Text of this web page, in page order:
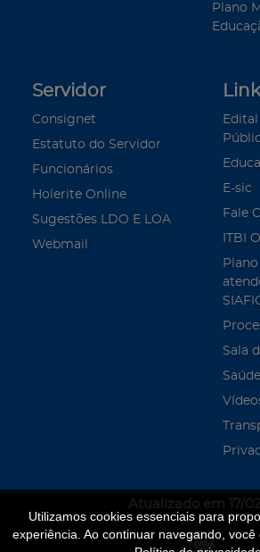
Utilizamos cookies essenciais para
experiência. Ao continuar navegando,
Plano
Servidor
Consignet
Estatuto do Servidor
Funcionários
Holerite Online
Sugestões LDO E LOA
Webmail
Edital
E-sic
Fale
ITBI
Sala
Saúde
Atualizado em 17/